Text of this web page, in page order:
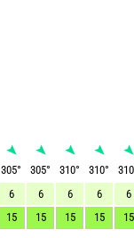
305° 305° 310° 310°
310
6 6 6 6
6
15 15 15 15 15